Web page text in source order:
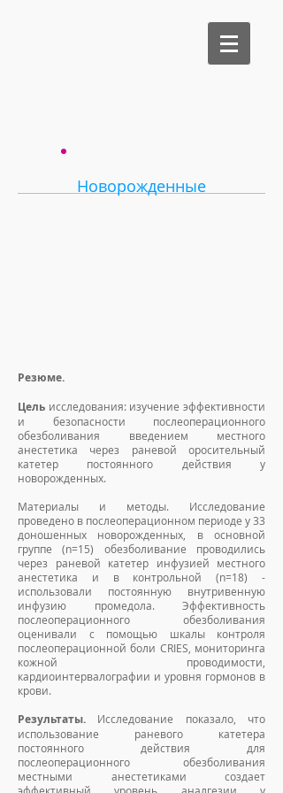
Резюме.
Цель исследования: изучение эффективности
и безопасности послеоперационного
обезболивания введением местного
анестетика через раневой оросительный
катетер постоянного действия у
новорожденных.
Материалы и методы. Исследование
проведено в послеоперационном периоде у 33
доношенных новорожденных, в основной
группе (n=15) обезболивание проводились
через раневой катетер инфузией местного
анестетика и в контрольной (n=18) -
использовали постоянную внутривенную
инфузию промедола. Эффективность
послеоперационного обезболивания
оценивали с помощью шкалы контроля
послеоперационной боли CRIES, мониторинга
кожной проводимости,
кардиоинтервалографии и уровня гормонов в
крови.
Результаты. Исследование показало, что
использование раневого катетера
постоянного действия для
послеоперационного обезболивания
местными анестетиками создает
Новорожденные